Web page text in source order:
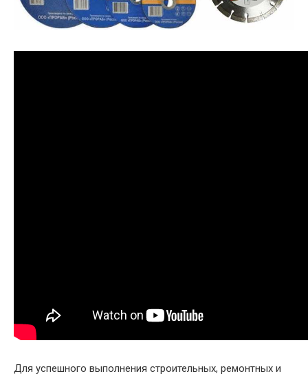
Для успешного выполнения строительных, ремонтных и